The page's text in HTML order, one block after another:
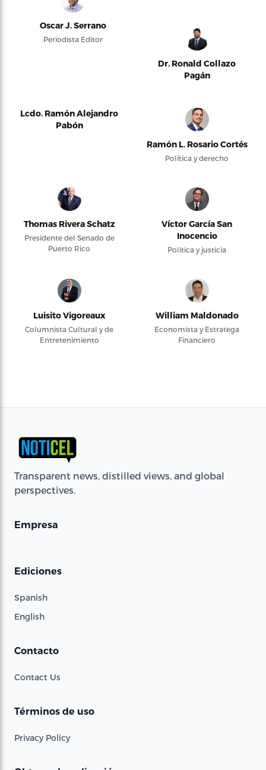
Oscar J. Serrano
Periodista Editor
Dr. Ronald Collazo
Pagán
Lcdo. Ramón Alejandro
Pabón
Ramón L. Rosario Cortés
Política y derecho
Thomas Rivera Schatz
Presidente del Senado de
Puerto Rico
Víctor García San
Inocencio
Política y justicia
Luisito Vigoreaux
Columnista Cultural y de
Entretenimiento
William Maldonado
Economista y Estratega
Financiero
Transparent news, distilled views, and global
perspectives.
Empresa
Ediciones
Spanish
English
Contacto
Contact Us
Términos de uso
Privacy Policy